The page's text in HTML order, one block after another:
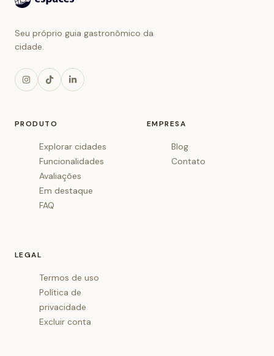
Seu próprio guia gastronômico da
cidade.
PRODUTO
Explorar cidades
Funcionalidades
Avaliações
Em destaque
FAQ
EMPRESA
Blog
Contato
LEGAL
Termos de uso
Política de
privacidade
Excluir conta